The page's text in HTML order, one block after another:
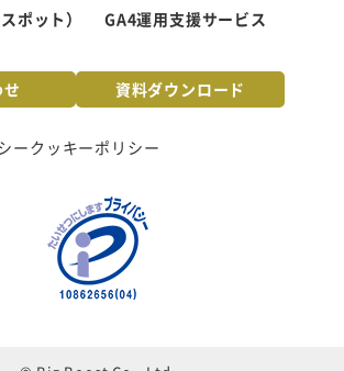
資料ダウンロード
ークッキーポリシー
ポット）
GA4運用支援サービス